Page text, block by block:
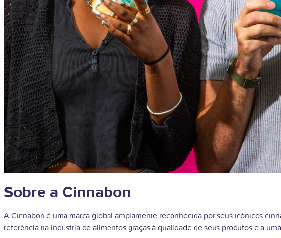
Sobre a Cinnabon
A Cinnabon é uma marca global amplamente reconhecida por seus icônicos
referência na indústria de alimentos graças à qualidade de seus produtos e a